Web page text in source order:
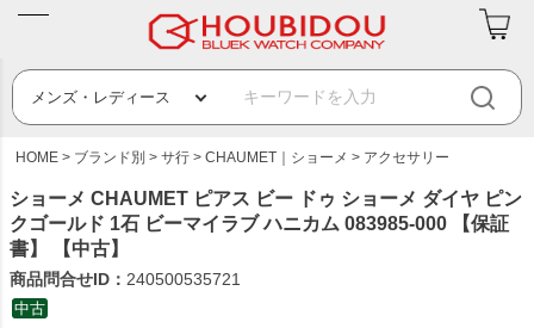
HOME ブランド別 サ行 CHAUMET｜ショーメ アクセサリー
ショーメ CHAUMET ピアス ビー ドゥ ショーメ ダイヤ ピン
クゴールド 1石 ビーマイラブ ハニカム 083985-000 【保証
書】 【中古】
商品問合せID： 240500535721
中古